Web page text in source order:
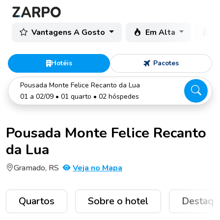
Vantagens A Gosto Em Alta
Hotéis Pacotes
Pousada Monte Felice Recanto da Lua
01 a 02/09 • 01 quarto • 02 hóspedes
Pousada Monte Felice Recanto
da Lua
Gramado, RS Veja no Mapa
Quartos Sobre o hotel